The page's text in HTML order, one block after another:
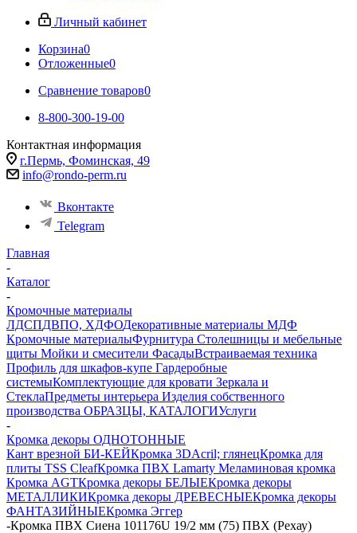
Личный кабинет
Корзина0
Отложенные0
Сравнение товаров0
8-800-300-19-00
Контактная информация
г.Пермь, Фоминская, 49
info@rondo-perm.ru
Вконтакте
Telegram
Главная
-
Каталог
-
Кромочные материалы
ЛДСПДВПО, ХДФОДекоративные материалы МДФ
Кромочные материалыФурнитура Столешницы и мебельные
щиты Мойки и смесители ФасадыВстраиваемая техника
Профиль для шкафов-купе Гардеробные
системыКомплектующие для кровати Зеркала и
СтеклаПредметы интерьера Изделия собственного
производства ОБРАЗЦЫ, КАТАЛОГИУслуги
-
Кромка декоры ОДНОТОННЫЕ
Кант врезной БИ-КЕЙКромка 3DАcril; глянецКромка для
плиты TSS CleafКромка ПВХ Lamarty Меламиновая кромка
Кромка AGTКромка декоры БЕЛЫЕКромка декоры
МЕТАЛЛИКИКромка декоры ДРЕВЕСНЫЕКромка декоры
ФАНТАЗИЙНЫЕКромка Эггер
-Кромка ПВХ Сиена 101176U 19/2 мм (75) ПВХ (Рехау)